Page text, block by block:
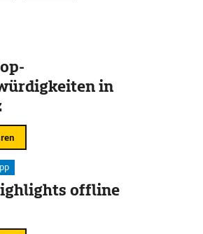
in
offline